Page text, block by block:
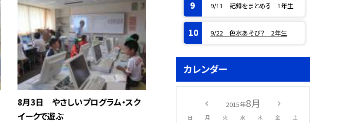
8月3日 やさしいプログラム・スク
イークで遊ぶ
9/11 記録をまとめる 1年生
9/22 色水あそび？ 2年生
カレンダー
2015年8月
日 月 火 水 木 金 土